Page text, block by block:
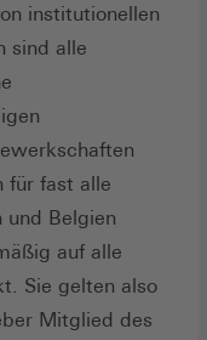
institutionellen
sind alle
für fast alle
und Belgien
auf alle
Sie gelten also
Mitglied des